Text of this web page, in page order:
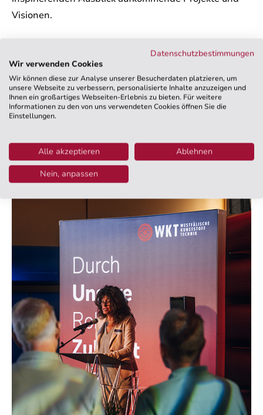
Visionen.
Programm-Highlights:
Historische Einblicke und Rundgänge durch den
gesamten Betrieb
Kurzvorträge und Präsentationen zu aktuellen
Persönliche Begegnungen und Austausch mit
Wegbegleitern aus allen Jahrzehnten
Bunter kulinarischer Genuss
Datenschutzbestimmungen
Wir verwenden Cookies
Wir können diese zur Analyse unserer Besucherdaten platzieren, um
unsere Webseite zu verbessern, personalisierte Inhalte anzuzeigen und
Ihnen ein großartiges Webseiten-Erlebnis zu bieten. Für weitere
Informationen zu den von uns verwendeten Cookies öffnen Sie die
Einstellungen.
Alle akzeptieren
Ablehnen
Nein, anpassen